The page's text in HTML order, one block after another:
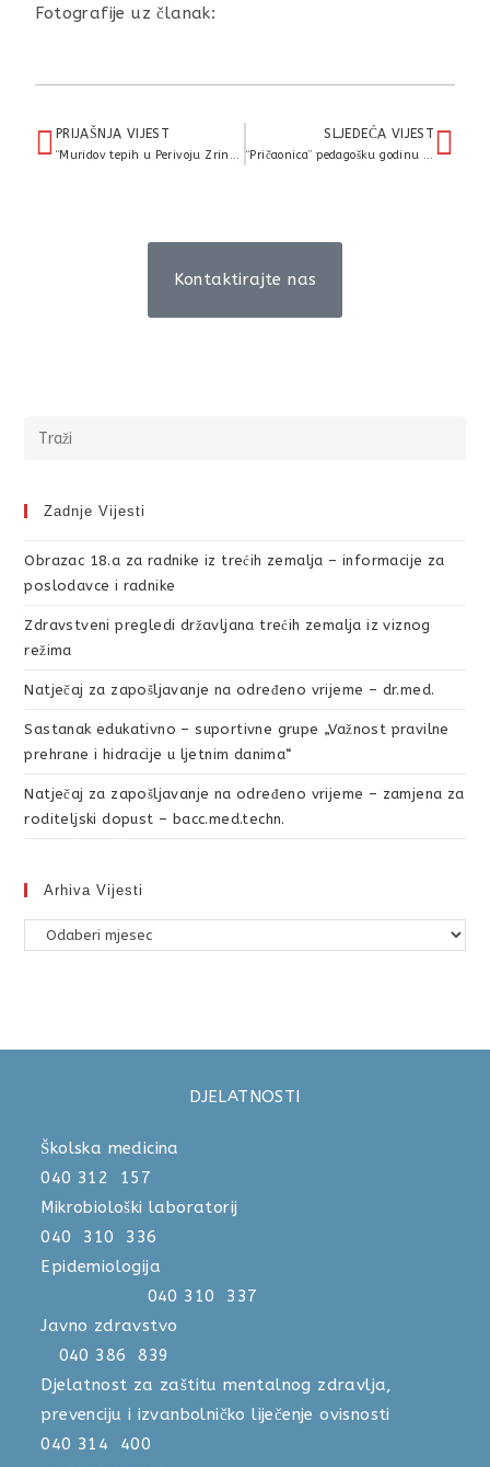
Fotografije uz članak:
PRIJAŠNJA VIJEST
“Muridov tepih u Perivoju Zrinski – šesta ovogodišnja aktivnost “Volonteri u parku” u povodu obilježavanja Europskog dana zaštite okoliša
SLJEDEĆA VIJEST
“Pričaonica” pedagošku godinu završila razgovorom s roditeljima, predavanjem i radionicom
Kontaktirajte nas
Zadnje Vijesti
Obrazac 18.a za radnike iz trećih zemalja – informacije za
poslodavce i radnike
Zdravstveni pregledi državljana trećih zemalja iz viznog
režima
Natječaj za zapošljavanje na određeno vrijeme – dr.med.
Sastanak edukativno – suportivne grupe „Važnost pravilne
prehrane i hidracije u ljetnim danima“
Natječaj za zapošljavanje na određeno vrijeme – zamjena za
roditeljski dopust – bacc.med.techn.
Arhiva Vijesti
DJELATNOSTI
Školska medicina
040 312 157
Mikrobiološki laboratorij
040 310 336
Epidemiologija
040 310 337
Javno zdravstvo
040 386 839
Djelatnost za zaštitu mentalnog zdravlja,
prevenciju i izvanbolničko liječenje ovisnosti
040 314 400